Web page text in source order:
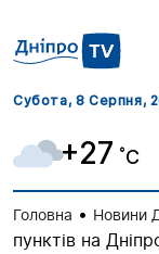
Субота, 8 Серпня,
+27 ˚C
Головна • Новини
пунктів на